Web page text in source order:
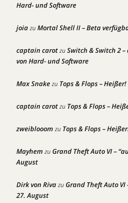
Hard- und Software
joiazuMortal Shell II – Beta
captain carotzuSwitch & Switch 2
von Hard- und Software
Max Snakezu Tops & Flops – Heißer!
captain carotzu Tops & Flops –
zweiblooom zu Tops & Flops –
Mayhem zuGrand Theft Auto VI –
August
Dirk von RivazuGrand Theft Auto
27. August